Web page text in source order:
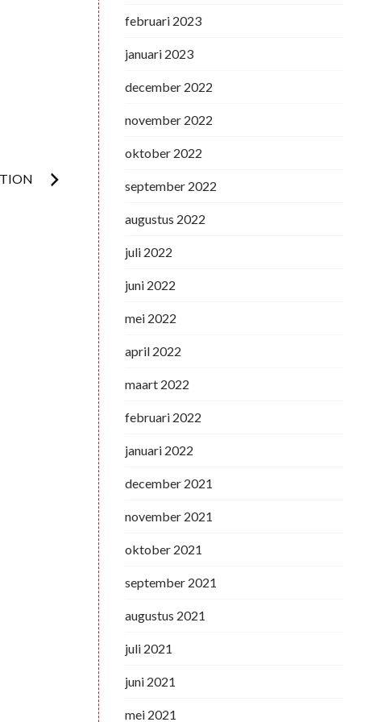
februari 2023
januari 2023
december 2022
november 2022
oktober 2022
september 2022
augustus 2022
juli 2022
juni 2022
mei 2022
april 2022
maart 2022
februari 2022
januari 2022
december 2021
november 2021
oktober 2021
september 2021
augustus 2021
juli 2021
juni 2021
mei 2021